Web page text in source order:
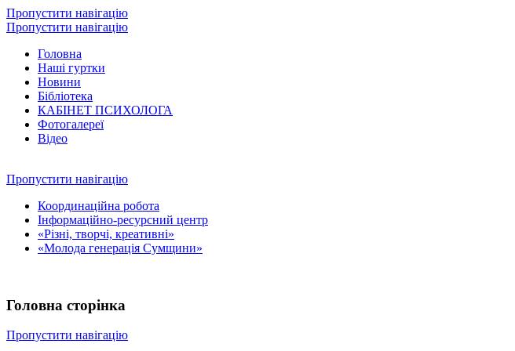
Пропустити навігацію
Пропустити навігацію
Головна
Наші гуртки
Новини
Бібліотека
КАБІНЕТ ПСИХОЛОГА
Фотогалереї
Відео
Пропустити навігацію
Координаційна робота
Інформаційно-ресурсний центр
«Різні, творчі, креативні»
«Молода генерація Сумщини»
Головна сторінка
Пропустити навігацію